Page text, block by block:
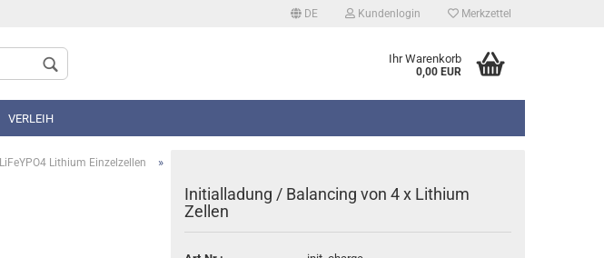
DE Kundenlogin Merkzettel
Ihr Warenkorb
0,00 EUR
VERLEIH
LiFeYPO4 Lithium Einzelzellen »
Initialladung / Balancing von 4 x Lithium
Zellen